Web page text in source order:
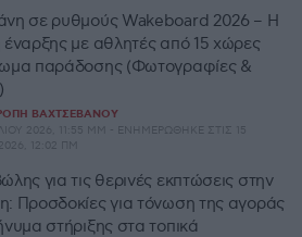
σε ρυθμούς Wakeboard 2026 – Η
έναρξης με αθλητές από 15 χώρες
παράδοσης (Φωτογραφίες &
ΒΑΧΤΣΕΒΆΝΟΥ
2026, 11:55 ΜΜ - ΕΝΗΜΕΡΏΘΗΚΕ ΣΤΙΣ 15
12:02 ΠΜ
για τις θερινές εκπτώσεις στην
Προσδοκίες για τόνωση της αγοράς
στήριξης στα τοπικά